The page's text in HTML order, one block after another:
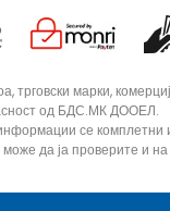
марки,
од БДС.МК ДООЕЛ.
се комплетни
да ја проверите и